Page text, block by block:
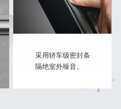
采用轿车级密封条
隔绝室外噪音。